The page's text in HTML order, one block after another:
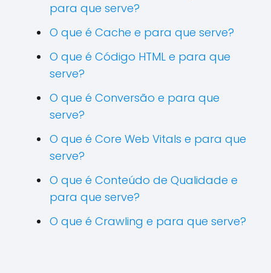
para que serve?
O que é Cache e para que serve?
O que é Código HTML e para que
serve?
O que é Conversão e para que
serve?
O que é Core Web Vitals e para que
serve?
O que é Conteúdo de Qualidade e
para que serve?
O que é Crawling e para que serve?